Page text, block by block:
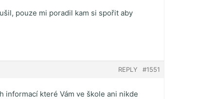
pouze mi poradil kam si spořit aby
#1551
REPLY
informací které Vám ve škole ani nikde